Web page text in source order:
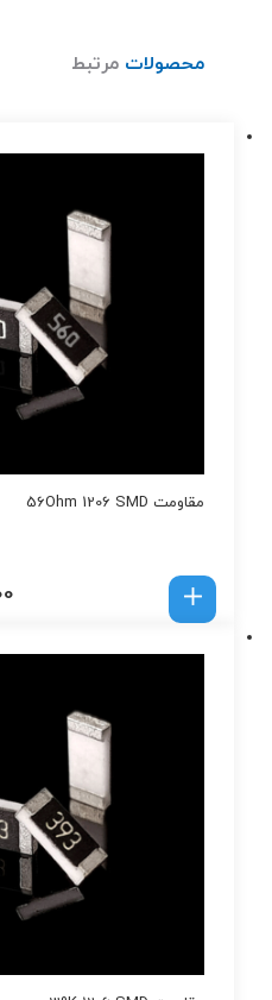
محصولات مرتبط
مقاومت 56Ohm 1206 SMD